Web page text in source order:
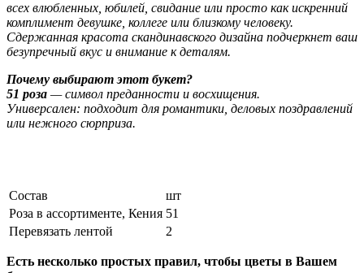
всех влюбленных, юбилей, свидание или просто как искренний
комплимент девушке, коллеге или близкому человеку.
Сдержанная красота скандинавского дизайна подчеркнет ваш
безупречный вкус и внимание к деталям.
Почему выбирают этот букет?
51 роза — символ преданности и восхищения.
Универсален: подходит для романтики, деловых поздравлений
или нежного сюрприза.
Состав
шт
Роза в ассортименте, Кения 51
Перевязать лентой
2
Есть несколько простых правил, чтобы цветы в Вашем